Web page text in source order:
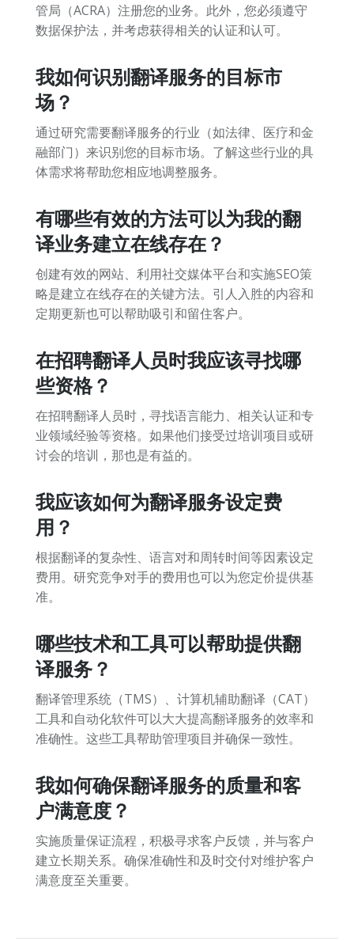
管局（ACRA）注册您的业务。此外，您必须遵守
数据保护法，并考虑获得相关的认证和认可。
我如何识别翻译服务的目标市
场？
通过研究需要翻译服务的行业（如法律、医疗和金
融部门）来识别您的目标市场。了解这些行业的具
体需求将帮助您相应地调整服务。
有哪些有效的方法可以为我的翻
译业务建立在线存在？
创建有效的网站、利用社交媒体平台和实施SEO策
略是建立在线存在的关键方法。引人入胜的内容和
定期更新也可以帮助吸引和留住客户。
在招聘翻译人员时我应该寻找哪
些资格？
在招聘翻译人员时，寻找语言能力、相关认证和专
业领域经验等资格。如果他们接受过培训项目或研
讨会的培训，那也是有益的。
我应该如何为翻译服务设定费
用？
根据翻译的复杂性、语言对和周转时间等因素设定
费用。研究竞争对手的费用也可以为您定价提供基
准。
哪些技术和工具可以帮助提供翻
译服务？
翻译管理系统（TMS）、计算机辅助翻译（CAT）
工具和自动化软件可以大大提高翻译服务的效率和
准确性。这些工具帮助管理项目并确保一致性。
我如何确保翻译服务的质量和客
户满意度？
实施质量保证流程，积极寻求客户反馈，并与客户
建立长期关系。确保准确性和及时交付对维护客户
满意度至关重要。